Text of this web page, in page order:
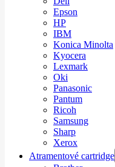
Epson
HP
IBM
Konica Minolta
Kyocera
Lexmark
Oki
Panasonic
Pantum
Ricoh
Samsung
Sharp
Xerox
Atramentové cartridge